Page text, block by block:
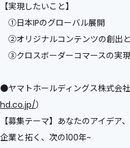
【実現したいこと】
①日本IPのグローバル展開
②オリジナルコンテンツの創出
③クロスボーダーコマースの実現
●ヤマトホールディングス株式会
hd.co.jp/）
【募集テーマ】あなたのアイデア
企業と拓く、次の100年~